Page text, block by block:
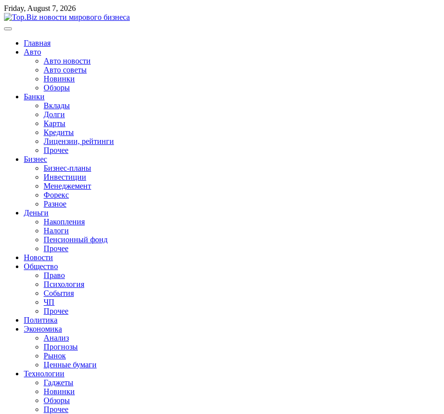
Перейти
к
содержимому
Friday, August 7, 2026
Главная
Авто
Авто новости
Авто советы
Новинки
Обзоры
Банки
Вклады
Долги
Карты
Кредиты
Лицензии, рейтинги
Прочее
Бизнес
Бизнес-планы
Инвестиции
Менеджемент
Форекс
Разное
Деньги
Накопления
Налоги
Пенсионный фонд
Прочее
Новости
Общество
Право
Психология
События
ЧП
Прочее
Политика
Экономика
Анализ
Прогнозы
Рынок
Ценные бумаги
Технологии
Гаджеты
Новинки
Обзоры
Прочее